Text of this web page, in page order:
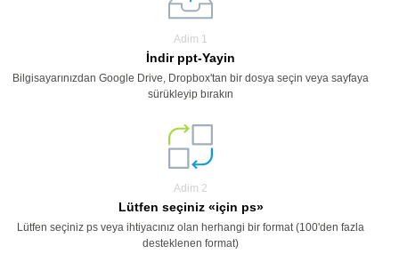
Adim 1
İndir ppt-Yayin
Bilgisayarınızdan Google Drive, Dropbox'tan bir dosya seçin veya sayfaya
sürükleyip bırakın
Adim 2
Lütfen seçiniz «için ps»
Lütfen seçiniz ps veya ihtiyacınız olan herhangi bir format (100'den fazla
desteklenen format)